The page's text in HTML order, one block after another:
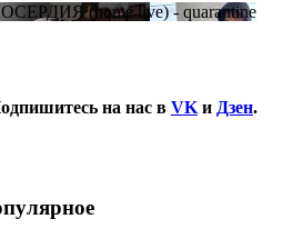
(home live) - quarantine
на нас в VK и Дзен.